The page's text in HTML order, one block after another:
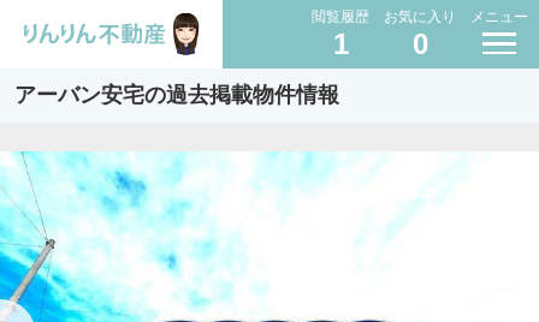
閲覧履歴
1
お気に入り
0
メニュー
アーバン安宅の過去掲載物件情報